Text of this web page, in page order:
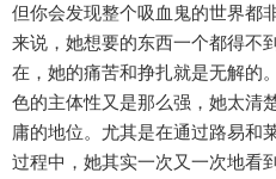
但你会发现整个吸血鬼的世界都
来说，她想要的东西一个都得不
在，她的痛苦和挣扎就是无解的
色的主体性又是那么强，她太清
庸的地位。尤其是在通过路易和
过程中，她其实一次又一次地看